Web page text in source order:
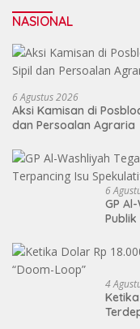
NASIONAL
6 Agustus 2026
Aksi Kamisan di
dan Persoalan Agraria
6
GP
4